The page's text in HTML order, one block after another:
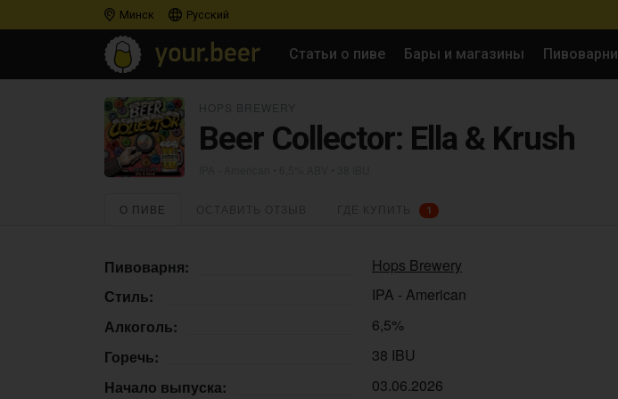
Минск Русский
Статьи о пиве Бары и магазины Пивоварни
Beer Collector: Ella & Krush
О ПИВЕ 1
Пивоварня:
Hops Brewery
Стиль:
IPA - American
Алкоголь:
6,5%
Горечь:
38 IBU
Начало выпуска:
03.06.2026